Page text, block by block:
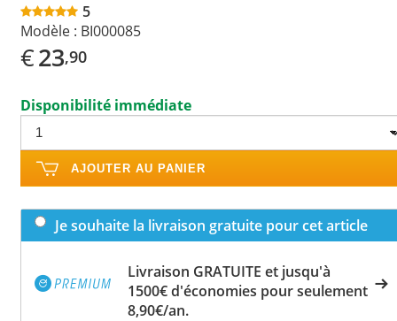
5
Modèle : BI000085
€23,90
Disponibilité immédiate
AJOUTER AU PANIER
Je souhaite la livraison gratuite pour cet article
Livraison GRATUITE et jusqu'à
1500€ d'économies pour seulement
8,90€/an.